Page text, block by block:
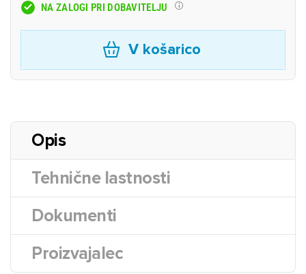
NA ZALOGI PRI DOBAVITELJU
V košarico
Opis
Tehnične lastnosti
Dokumenti
Proizvajalec